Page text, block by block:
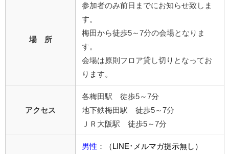
場 所
参加者のみ前日までにお知らせ致しま
す。
梅田から徒歩5～7分の会場となりま
す。
会場は原則フロア貸し切りとなってお
ります。
アクセス
各梅田駅 徒歩5～7分
地下鉄梅田駅 徒歩5～7分
ＪＲ大阪駅 徒歩5～7分
男性 ：
（LINE･メルマガ提示無し）